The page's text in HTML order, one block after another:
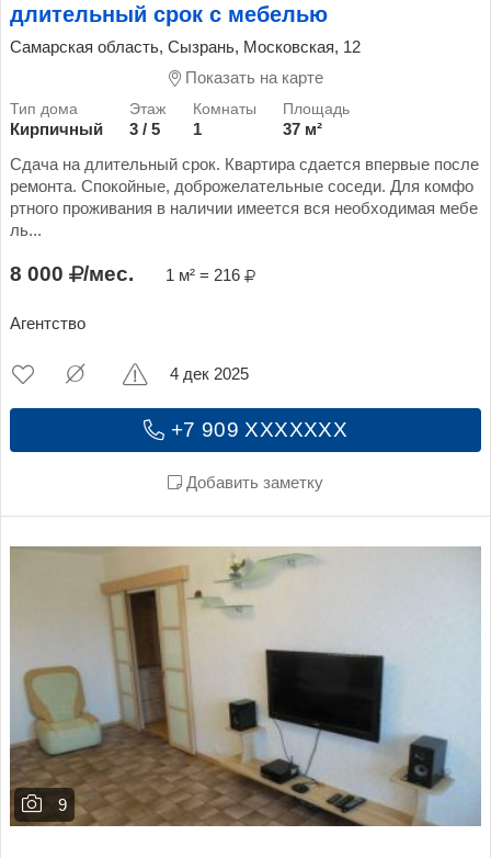
длительный срок с мебелью
Самарская область, Сызрань, Московская, 12
Показать на карте
Кирпичный 3 / 5 1
37 м²
Сдача на длительный срок. Квартира сдается впервые после
ремонта. Спокойные, доброжелательные соседи. Для комфо
ртного проживания в наличии имеется вся необходимая мебе
ль...
8 000 /мес. 1 м² = 216
Агентство
+7 909 XXXXXXX
Добавить заметку
4 дек 2025
9